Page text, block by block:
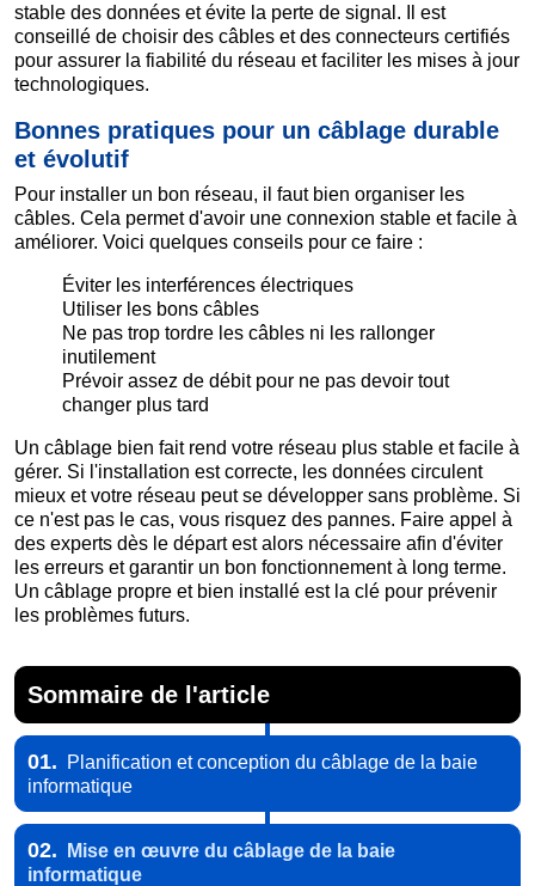
stable des données et évite la perte de signal. Il est
conseillé de choisir des câbles et des connecteurs certifiés
pour assurer la fiabilité du réseau et faciliter les mises à jour
technologiques.
Bonnes pratiques pour un câblage durable
et évolutif
Pour installer un bon réseau, il faut bien organiser les
câbles. Cela permet d'avoir une connexion stable et facile à
améliorer. Voici quelques conseils pour ce faire :
Éviter les interférences électriques
Utiliser les bons câbles
Ne pas trop tordre les câbles ni les rallonger
inutilement
Prévoir assez de débit pour ne pas devoir tout
changer plus tard
Un câblage bien fait rend votre réseau plus stable et facile à
gérer. Si l'installation est correcte, les données circulent
mieux et votre réseau peut se développer sans problème. Si
ce n'est pas le cas, vous risquez des pannes. Faire appel à
des experts dès le départ est alors nécessaire afin d'éviter
les erreurs et garantir un bon fonctionnement à long terme.
Un câblage propre et bien installé est la clé pour prévenir
les problèmes futurs.
Sommaire de l'article
01.
Planification et conception du câblage de la baie
informatique
02.
Mise en œuvre du câblage de la baie
informatique